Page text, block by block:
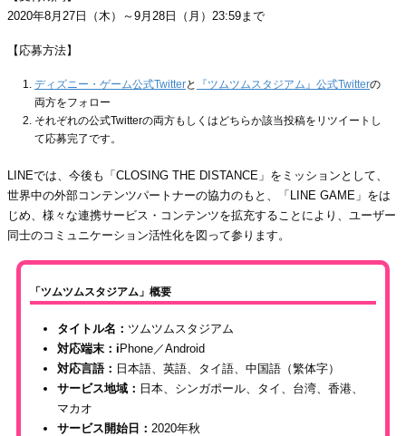
2020年8月27日（木）～9月28日（月）23:59まで
【応募方法】
ディズニー・ゲーム公式Twitterと 『ツムツムスタジアム』公式Twitterの
両方をフォロー
それぞれの公式Twitterの両方もしくはどちらか該当投稿をリツイートし
て応募完了です。
LINEでは、今後も「CLOSING THE DISTANCE」をミッションとして、
世界中の外部コンテンツパートナーの協力のもと、「LINE GAME」をは
じめ、様々な連携サービス・コンテンツを拡充することにより、ユーザー
同士のコミュニケーション活性化を図って参ります。
「ツムツムスタジアム」概要
タイトル名： ツムツムスタジアム
対応端末：i Phone／Android
対応言語： 日本語、英語、タイ語、中国語（繁体字）
サービス地域： 日本、シンガポール、タイ、台湾、香港、
マカオ
サービス開始日： 2020年秋